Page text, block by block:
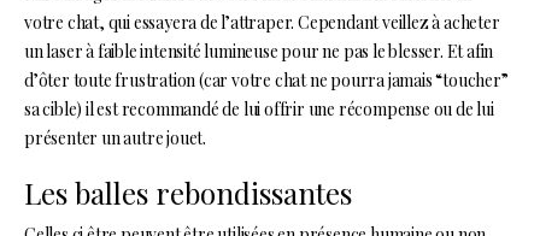
votre chat, qui essayera de l’attraper. Cependant veillez à acheter
un laser à faible intensité lumineuse pour ne pas le blesser. Et afin
d’ôter toute frustration (car votre chat ne pourra jamais “toucher”
sa cible) il est recommandé de lui offrir une récompense ou de lui
présenter un autre jouet.
Les balles rebondissantes